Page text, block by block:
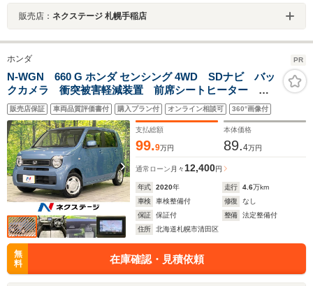
販売店： ネクステージ 札幌手稲店
ホンダ PR
N-WGN 660 G ホンダ センシング 4WD SDナビ バッ
クカメラ 衝突被害軽減装置 前席シートヒーター 禁
煙車 ドラレコ コーナーセンサー スマートキー
ETC 車線逸脱警報 オートライト オートエアコン
Bluetooth CD DVD再生
販売店保証 車両品質評価書付 購入プラン付 オンライン相談可 360°画像付
支払総額
99.9万円
本体価格
89.4万円
通常ローン 月々12,400円
年式 2020年 走行 4.6万km
車検
車検整備付 修復
なし
保証
保証付 整備
法定整備付
住所
北海道札幌市清田区
無
料
在庫確認・見積依頼